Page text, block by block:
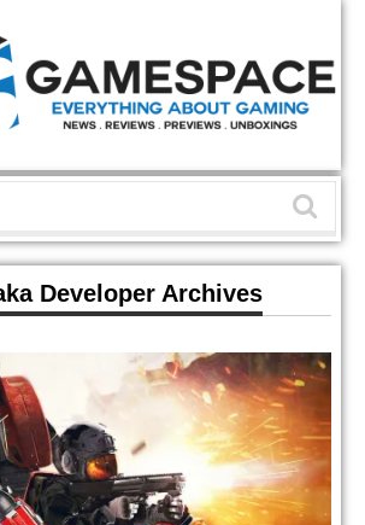
Developer Archives